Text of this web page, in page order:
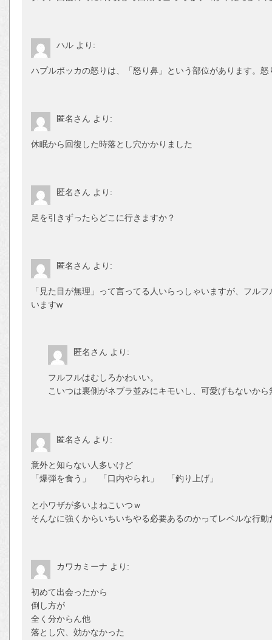
ハル より:
ハプルボッカの怒りは、「怒り鼻」という部位があります。
匿名さん より:
休眠から回復した時落とし穴かかりました
匿名さん より:
足を引きずったらどこに行きますか？
匿名さん より:
「見た目が無理」って言ってる人いらっしゃいますが、フル
いますw
匿名さん より:
フルフルはむしろかわいい。
こいつは裏側がネブラ並みにキモいし、可愛げもないから
匿名さん より:
意外と知らない人多いけど
「爆弾を食う」 「口内やられ」 「釣り上げ」
と小ワザが多いよねこいつｗ
そんなに強くからいちいちやる必要あるのかってレベルな行
カワカミーナ より:
初めて出会ったから
倒し方が
全く分からん他
落とし穴、効かなかった